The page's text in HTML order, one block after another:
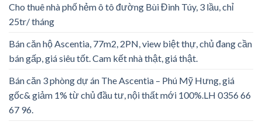
Cho thuê nhà phố hẻm ô tô đường Bùi Đình Túy, 3 lầu, chỉ
25tr/ tháng
Bán căn hộ Ascentia, 77m2, 2PN, view biệt thự, chủ đang cần
bán gấp, giá siêu tốt. Cam kết nhà thật, giá thật.
Bán căn 3 phòng dự án The Ascentia – Phú Mỹ Hưng, giá
gốc& giảm 1% từ chủ đầu tư, nội thất mới 100%.LH 0356 66
67 96.